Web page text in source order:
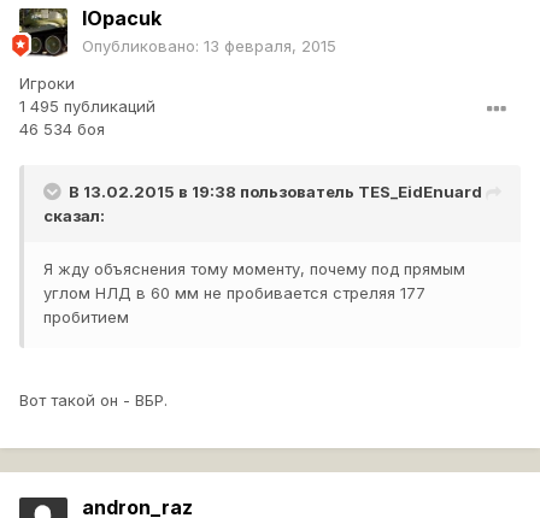
lOpacuk
Опубликовано: 13 февраля, 2015
Игроки
1 495 публикаций
46 534 боя
В 13.02.2015 в 19:38 пользователь TES_EidEnuard
сказал:
Я жду объяснения тому моменту, почему под прямым
углом НЛД в 60 мм не пробивается стреляя 177
пробитием
Вот такой он - ВБР.
andron_raz